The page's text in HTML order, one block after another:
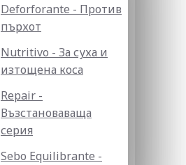
Deforforante - Против
пърхот
Nutritivo - За суха и
изтощена коса
Repair -
Възстановаваща
серия
Sebo Equilibrante -